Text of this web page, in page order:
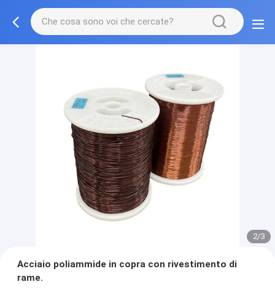
2/3
Acciaio poliammide in copra con rivestimento di
rame.